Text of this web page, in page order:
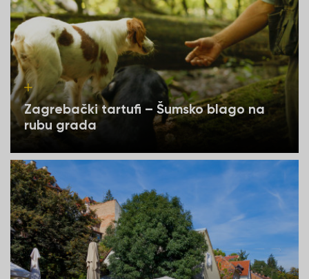
Zagrebački tartufi – Šumsko blago na
rubu grada